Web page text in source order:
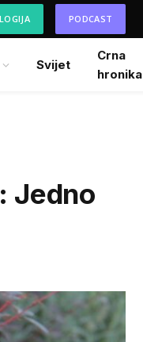
PODCAST
Svijet
Crna
hronika
Jedno